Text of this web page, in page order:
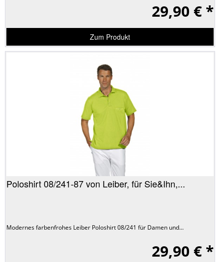
29,90 € *
Zum Produkt
Poloshirt 08/241-87 von Leiber, für Sie&Ihn,...
Modernes farbenfrohes Leiber Poloshirt 08/241 für Damen und...
29,90 € *